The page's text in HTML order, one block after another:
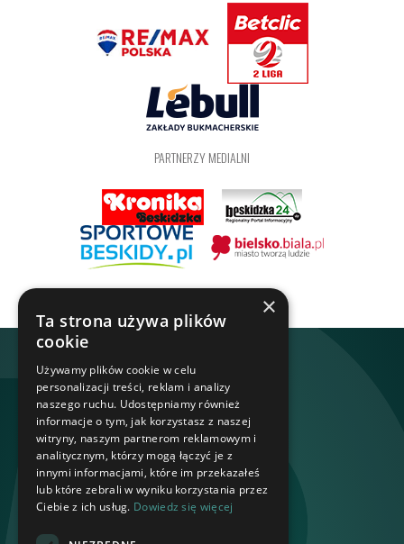
PARTNERZY MEDIALNI
×
Ta strona używa plików
cookie
Używamy plików cookie w celu
personalizacji treści, reklam i analizy
naszego ruchu. Udostępniamy również
informacje o tym, jak korzystasz z naszej
witryny, naszym partnerom reklamowym i
analitycznym, którzy mogą łączyć je z
innymi informacjami, które im przekazałeś
lub które zebrali w wyniku korzystania przez
Ciebie z ich usług. Dowiedz się więcej